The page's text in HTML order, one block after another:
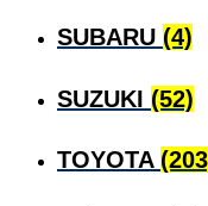
SUBARU (4)
SUZUKI (52)
TOYOTA